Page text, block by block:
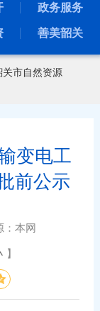
政务服务
善美韶关
关市自然资源
变电工
前公示
本网
】